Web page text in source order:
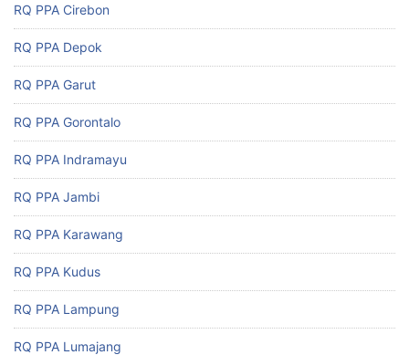
RQ PPA Cirebon
RQ PPA Depok
RQ PPA Garut
RQ PPA Gorontalo
RQ PPA Indramayu
RQ PPA Jambi
RQ PPA Karawang
RQ PPA Kudus
RQ PPA Lampung
RQ PPA Lumajang